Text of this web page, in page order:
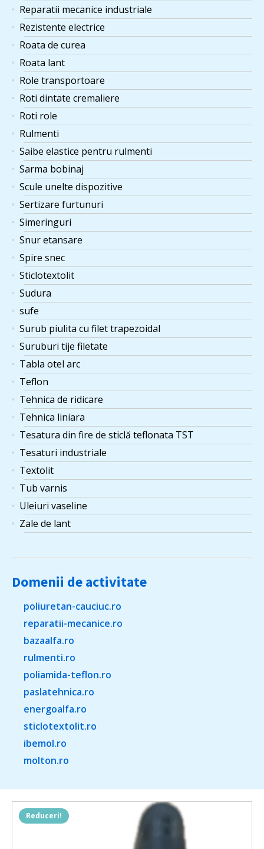
Reparatii mecanice industriale
Rezistente electrice
Roata de curea
Roata lant
Role transportoare
Roti dintate cremaliere
Roti role
Rulmenti
Saibe elastice pentru rulmenti
Sarma bobinaj
Scule unelte dispozitive
Sertizare furtunuri
Simeringuri
Snur etansare
Spire snec
Sticlotextolit
Sudura
sufe
Surub piulita cu filet trapezoidal
Suruburi tije filetate
Tabla otel arc
Teflon
Tehnica de ridicare
Tehnica liniara
Tesatura din fire de sticlă teflonata TST
Tesaturi industriale
Textolit
Tub varnis
Uleiuri vaseline
Zale de lant
Domenii de activitate
poliuretan-cauciuc.ro
reparatii-mecanice.ro
bazaalfa.ro
rulmenti.ro
poliamida-teflon.ro
paslatehnica.ro
energoalfa.ro
sticlotextolit.ro
ibemol.ro
molton.ro
Reduceri!